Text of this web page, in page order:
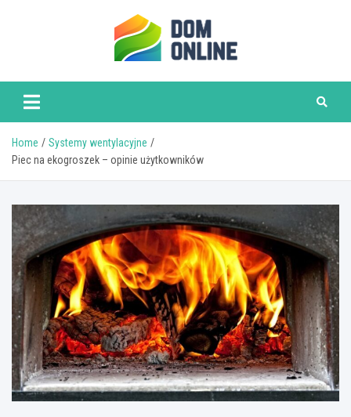
www.domonline.pl
Home
Systemy wentylacyjne
Piec na ekogroszek – opinie użytkowników